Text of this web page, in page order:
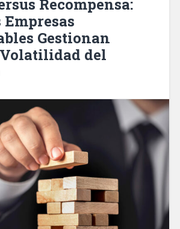
Recompensa:
Empresas
Gestionan
del